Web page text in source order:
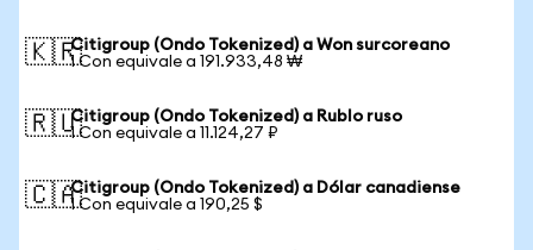
🇰🇷Citigroup (Ondo Tokenized) a Won surcoreano
1 Con equivale a 191.933,48 ₩
🇷🇺Citigroup (Ondo Tokenized) a Rublo ruso
1 Con equivale a 11.124,27 ₽
🇨🇦Citigroup (Ondo Tokenized) a Dólar canadiense
1 Con equivale a 190,25 $